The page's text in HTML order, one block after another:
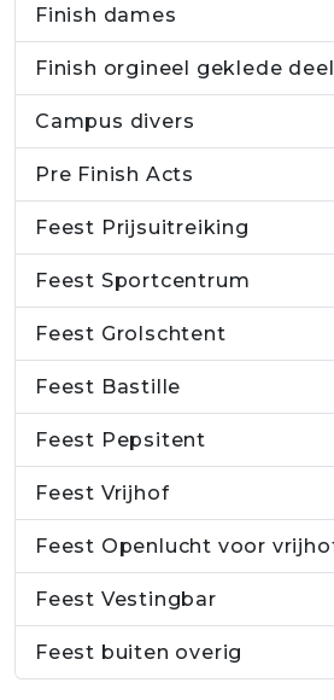
Finish dames
Finish orgineel geklede
Campus divers
Pre Finish Acts
Feest Prijsuitreiking
Feest Sportcentrum
Feest Grolschtent
Feest Bastille
Feest Pepsitent
Feest Vrijhof
Feest Openlucht voor
Feest Vestingbar
Feest buiten overig